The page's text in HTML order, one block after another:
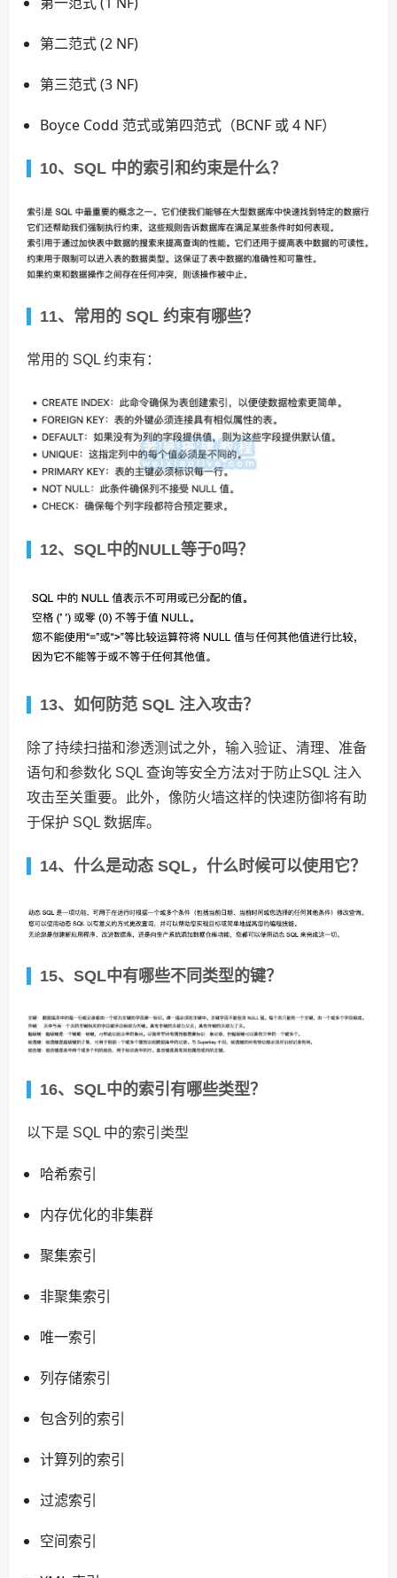
第二范式 (2 NF)
第三范式 (3 NF)
Boyce Codd 范式或第四范式（BCNF 或 4 NF）
10、SQL 中的索引和约束是什么？
11、常用的 SQL 约束有哪些？
常用的 SQL 约束有：
12、SQL中的NULL等于0吗？
13、如何防范 SQL 注入攻击？
除了持续扫描和渗透测试之外，输入验证、清理、准备
语句和参数化 SQL 查询等安全方法对于防止SQL 注入
攻击至关重要。此外，像防火墙这样的快速防御将有助
于保护 SQL 数据库。
14、什么是动态 SQL，什么时候可以使用它？
15、SQL中有哪些不同类型的键？
16、SQL中的索引有哪些类型？
以下是 SQL 中的索引类型
哈希索引
内存优化的非集群
聚集索引
非聚集索引
唯一索引
列存储索引
包含列的索引
计算列的索引
过滤索引
空间索引